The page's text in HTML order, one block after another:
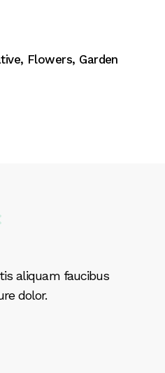
Flowers Garden
aliquam faucibus
dolor.